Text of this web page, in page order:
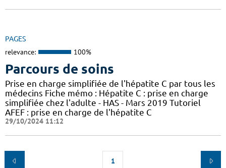
PAGES
relevance: 100%
Parcours de soins
Prise en charge simplifiée de l'hépatite C par tous les
médecins Fiche mémo : Hépatite C : prise en charge
simplifiée chez l'adulte - HAS - Mars 2019 Tutoriel
AFEF : prise en charge de l'hépatite C
29/10/2024 11:12
1